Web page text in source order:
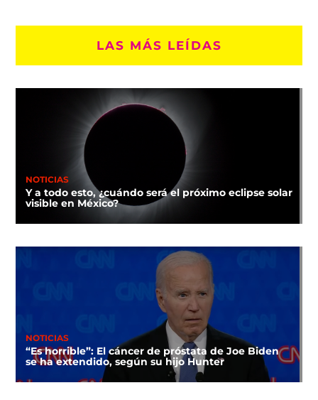
LAS MÁS LEÍDAS
NOTICIAS
Y a todo esto, ¿cuándo será el próximo eclipse solar
visible en México?
NOTICIAS
“Es horrible”: El cáncer de próstata de Joe Biden
se ha extendido, según su hijo Hunter